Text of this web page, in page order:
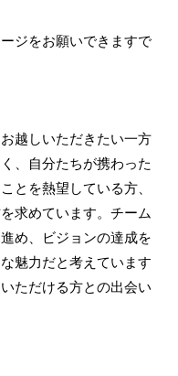
ジをお願いできますで
越しいただきたい一方
、自分たちが携わった
とを熱望している方、
求めています。チーム
め、ビジョンの達成を
魅力だと考えています
ただける方との出会い